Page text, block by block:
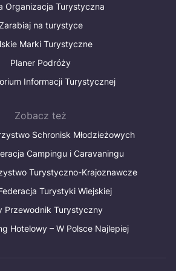
Organizacja Turystyczna
na turystyce
Marki Turystyczne
Planer Podróży
Informacji Turystycznej
Zobacz też
Schronisk Młodzieżowych
Campingu i Caravaningu
Turystyczno-Krajoznawcze
Turystyki Wiejskiej
Przewodnik Turystyczny
Hotelowy – W Polsce Najlepiej